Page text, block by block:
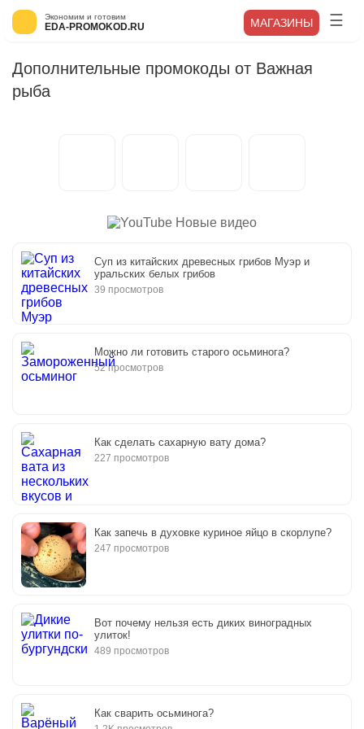
Экономим и готовим
EDA-PROMOKOD.RU МАГАЗИНЫ
Дополнительные промокоды от Важная
рыба
Новые видео
Суп из китайских древесных грибов Муэр и
уральских белых грибов
39 просмотров
Можно ли готовить старого осьминога?
52 просмотров
Как сделать сахарную вату дома?
227 просмотров
Как запечь в духовке куриное яйцо в скорлупе?
247 просмотров
Вот почему нельзя есть диких виноградных
улиток!
489 просмотров
Как сварить осьминога?